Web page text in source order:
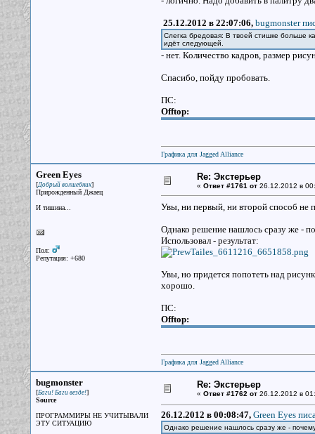
25.12.2012 в 22:07:06, bugmonster
Слегка бредовая: В твоей стишке больше
идёт следующей.
- нет. Количество кадров, размер
Спасибо, пойду пробовать.
ПС:
Offtop:
Графика для Jagged Alliance
Green Eyes
[Добрый волшебник]
Прирожденный Джаец
И тишина...
Пол:
Репутация: +680
Re: Экстерьер
« Ответ #1761 от26.12.2012 в
Увы, ни первый, ни второй способ не
Однако решение нашлось сразу же -
Использовал - результат:
Увы, но придется попотеть над
хорошо.
ПС:
Offtop:
Графика для Jagged Alliance
bugmonster
[Баги! Баги везде!]
Source
ПРОГРАММИРЫ НЕ УЧИТЫВАЛИ
ЭТУ СИТУАЦИЮ
Re: Экстерьер
« Ответ #1762 от26.12.2012 в
26.12.2012 в 00:08:47, Green Eyes
Однако решение нашлось сразу же -